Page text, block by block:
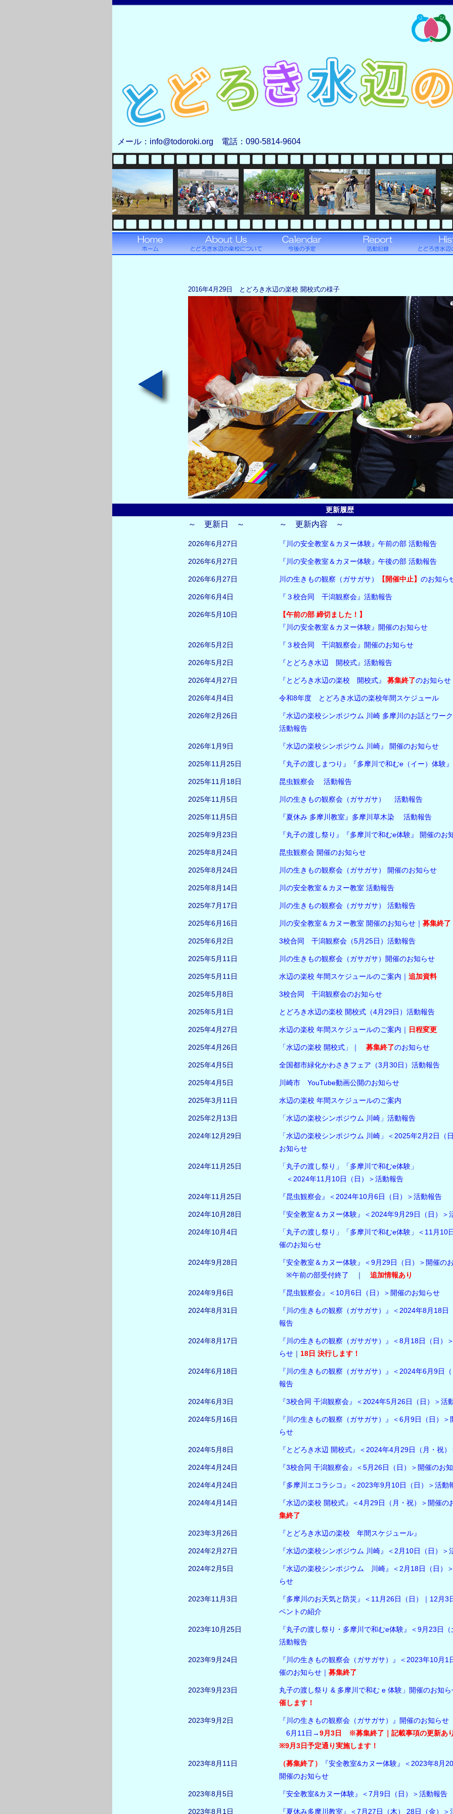
メール：info@todoroki.org 電話：090-5814-9604
2016年4月29日 とどろき水辺の楽校 開校式の様子
更新履歴
～ 更新日 ～ ～ 更新内容 ～
2026年6月27日 『川の安全教室＆カヌー体験』午前の部 活動報告
2026年6月27日 『川の安全教室＆カヌー体験』午後の部 活動報告
2026年6月27日 川の生きもの観察（ガサガサ） 【開催中止】 のお知ら
2026年6月4日 『３校合同 干潟観察会』活動報告
2026年5月10日
【午前の部 締切ました！】
『川の安全教室＆カヌー体験』開催のお知らせ
2026年5月2日 『３校合同 干潟観察会』開催のお知らせ
2026年5月2日 『とどろき水辺 開校式』活動報告
2026年4月27日 『とどろき水辺の楽校 開校式』 募集終了のお知らせ
2026年4月4日 令和8年度 とどろき水辺の楽校年間スケジュール
2026年2月26日
『水辺の楽校シンポジウム 川崎 多摩川のお話とワー
活動報告
2026年1月9日 『水辺の楽校シンポジウム 川崎』 開催のお知らせ
2025年11月25日 『丸子の渡しまつり』『多摩川で和むe（イー）体験
2025年11月18日 昆虫観察会 活動報告
2025年11月5日 川の生きもの観察会（ガサガサ） 活動報告
2025年11月5日 『夏休み 多摩川教室』多摩川草木染 活動報告
2025年9月23日 『丸子の渡し祭り』『多摩川で和むe体験』 開催のお
2025年8月24日 昆虫観察会 開催のお知らせ
2025年8月24日 川の生きもの観察会（ガサガサ） 開催のお知らせ
2025年8月14日 川の安全教室＆カヌー教室 活動報告
2025年7月17日 川の生きもの観察会（ガサガサ） 活動報告
2025年6月16日 川の安全教室＆カヌー教室 開催のお知らせ｜ 募集終了
2025年6月2日 3校合同 干潟観察会（5月25日）活動報告
2025年5月11日 川の生きもの観察会（ガサガサ）開催のお知らせ
2025年5月11日 水辺の楽校 年間スケジュールのご案内｜ 追加資料
2025年5月8日 3校合同 干潟観察会のお知らせ
2025年5月1日 とどろき水辺の楽校 開校式（4月29日）活動報告
2025年4月27日 水辺の楽校 年間スケジュールのご案内｜ 日程変更
2025年4月26日 「水辺の楽校 開校式」｜ 募集終了のお知らせ
2025年4月5日 全国都市緑化かわさきフェア（3月30日）活動報告
2025年4月5日 川崎市 YouTube動画公開のお知らせ
2025年3月11日 水辺の楽校 年間スケジュールのご案内
2025年2月13日 「水辺の楽校シンポジウム 川崎」活動報告
2024年12月29日
「水辺の楽校シンポジウム 川崎」＜2025年2月2日（
お知らせ
2024年11月25日
「丸子の渡し祭り」「多摩川で和むe体験」
＜2024年11月10日（日）＞活動報告
2024年11月25日 『昆虫観察会』＜2024年10月6日（日）＞活動報告
2024年10月28日 『安全教室＆カヌー体験』＜2024年9月29日（日）＞
2024年10月4日
「丸子の渡し祭り」「多摩川で和むe体験」＜11月10
催のお知らせ
2024年9月28日
『安全教室＆カヌー体験』＜9月29日（日）＞開催の
※午前の部受付終了
｜ 追加情報あり
2024年9月6日 『昆虫観察会』＜10月6日（日）＞開催のお知らせ
2024年8月31日
『川の生きもの観察（ガサガサ）』＜2024年8月18日
報告
2024年8月17日
『川の生きもの観察（ガサガサ）』＜8月18日（日）
らせ ｜ 18日 決行します！
2024年6月18日
『川の生きもの観察（ガサガサ）』＜2024年6月9日
報告
2024年6月3日 『3校合同 干潟観察会』＜2024年5月26日（日）＞活
2024年5月16日
『川の生きもの観察（ガサガサ）』＜6月9日（日）＞
らせ
2024年5月8日 『とどろき水辺 開校式』＜2024年4月29日（月・祝
2024年4月24日 『3校合同 干潟観察会』＜5月26日（日）＞開催のお
2024年4月24日 『多摩川エコラシコ』＜2023年9月10日（日）＞活動
2024年4月14日
『水辺の楽校 開校式』＜4月29日（月・祝）＞開催の
集終了
2023年3月26日 『とどろき水辺の楽校 年間スケジュール』
2024年2月27日 『水辺の楽校シンポジウム 川崎』＜2月10日（日）＞
2024年2月5日
『水辺の楽校シンポジウム 川崎』＜2月18日（日）
らせ
2023年11月3日
『多摩川のお天気と防災』＜11月26日（日）｜12月3
ベントの紹介
2023年10月25日
『丸子の渡し祭り・多摩川で和むe体験』＜9月23日
活動報告
2023年9月24日
『川の生きもの観察会（ガサガサ）』＜2023年10月1
催のお知らせ｜ 募集終了
2023年9月23日
丸子の渡し祭り & 多摩川で和む e 体験」開催のお知ら
催します！
2023年9月2日
『川の生きもの観察会（ガサガサ）』開催のお知らせ
6月11日→9月3日
※募集終了｜記載事項の更新あ
※9月3日予定通り実施します！
2023年8月11日 （募集終了）
『安全教室&カヌー体験』＜2023年8月
開催のお知らせ
2023年8月5日 『安全教室&カヌー体験』＜7月9日（日）＞活動報告
2023年8月1日 『夏休み多摩川教室』＜7月27日（木） 28日（金）＞